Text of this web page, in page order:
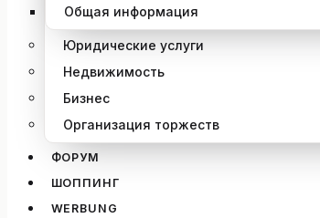
Общая информация
Юридические услуги
Недвижимость
Бизнес
Организация торжеств
ФОРУМ
ШОППИНГ
WERBUNG